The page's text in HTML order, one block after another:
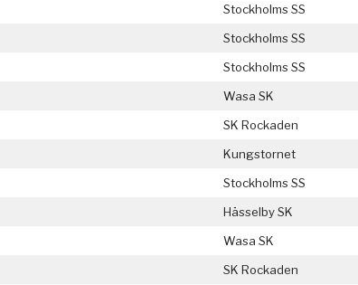
Stockholms SS
Stockholms SS
Stockholms SS
Wasa SK
SK Rockaden
Kungstornet
Stockholms SS
Hässelby SK
Wasa SK
SK Rockaden